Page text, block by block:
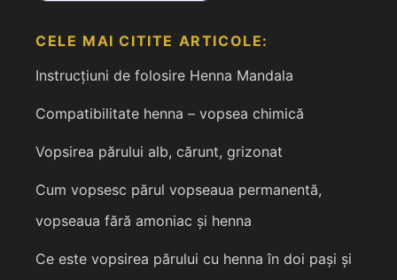
CELE MAI CITITE ARTICOLE:
Instrucțiuni de folosire Henna Mandala
Compatibilitate henna – vopsea chimică
Vopsirea părului alb, cărunt, grizonat
Cum vopsesc părul vopseaua permanentă,
vopseaua fără amoniac și henna
Ce este vopsirea părului cu henna în doi pași și